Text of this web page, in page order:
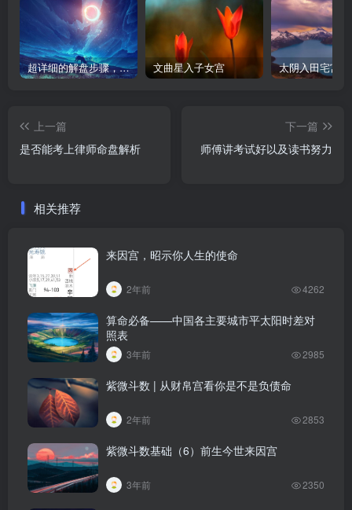
超详细的解盘步骤，紫微斗数入门新手小白必收藏 文曲星入子女宫 太阴入田宅宫
上一篇
是否能考上律师命盘解析
下一篇
师傅讲考试好以及读书努力
相关推荐
来因宫，昭示你人生的使命
2年前 4262
算命必备——中国各主要城市平太阳时差对
照表
3年前 2985
紫微斗数 | 从财帛宫看你是不是负债命
2年前 2853
紫微斗数基础（6）前生今世来因宫
3年前 2350